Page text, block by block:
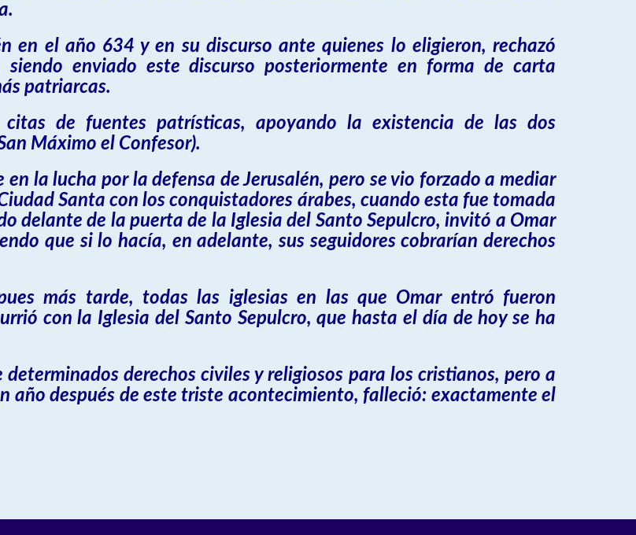
en el año 634 y en su discurso ante quienes lo eligieron, rechazó
siendo enviado este discurso posteriormente en forma de carta
patriarcas.
de fuentes patrísticas, apoyando la existencia de las dos
Máximo el Confesor).
la lucha por la defensa de Jerusalén, pero se vio forzado a mediar
Santa con los conquistadores árabes, cuando esta fue tomada
delante de la puerta de la Iglesia del Santo Sepulcro, invitó a Omar
que si lo hacía, en adelante, sus seguidores cobrarían derechos
más tarde, todas las iglesias en las que Omar entró fueron
con la Iglesia del Santo Sepulcro, que hasta el día de hoy se ha
derechos civiles y religiosos para los cristianos, pero a
año después de este triste acontecimiento, falleció: exactamente el